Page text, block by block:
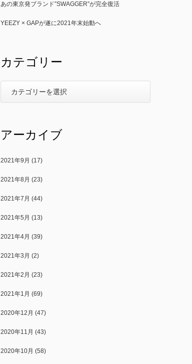
あの東京発ブランド”SWAGGER”が完全復活
YEEZY × GAPが遂に2021年末始動へ
カテゴリー
アーカイブ
2021年9月 (17)
2021年8月 (23)
2021年7月 (44)
2021年5月 (13)
2021年4月 (39)
2021年3月 (2)
2021年2月 (23)
2021年1月 (69)
2020年12月 (47)
2020年11月 (43)
2020年10月 (58)